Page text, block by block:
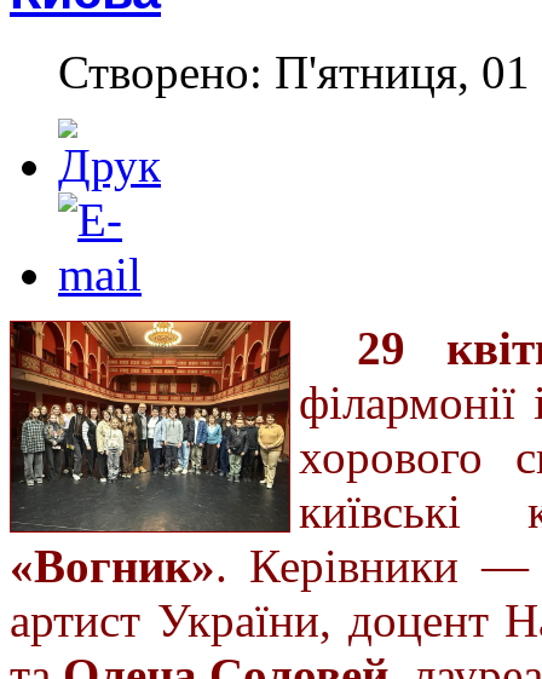
Створено: П'ятниця,
29
хорового
київські
«Вогник». Керівники
артист України, доцент